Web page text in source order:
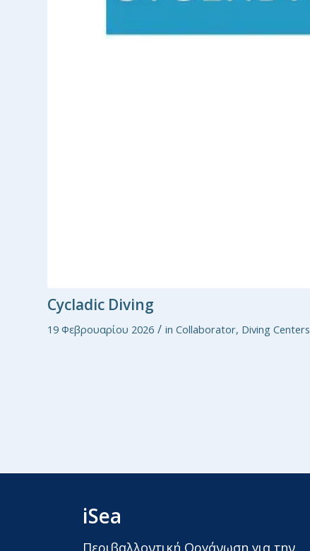
Cycladic Diving
19 Φεβρουαρίου 2026 / in Collaborator, Diving Centers
iSea
Περιβαλλοντική Οργάνωση για την